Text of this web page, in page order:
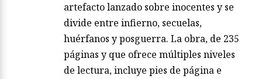
artefacto lanzado sobre inocentes y se
divide entre infierno, secuelas,
huérfanos y posguerra. La obra, de 235
páginas y que ofrece múltiples niveles
de lectura, incluye pies de página e